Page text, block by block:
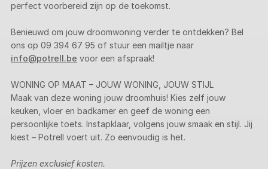
perfect voorbereid zijn op de toekomst.
Benieuwd om jouw droomwoning verder te ontdekken? Bel
ons op 09 394 67 95 of stuur een mailtje naar
info@potrell.be voor een afspraak!
WONING OP MAAT – JOUW WONING, JOUW STIJL
Maak van deze woning jouw droomhuis! Kies zelf jouw
keuken, vloer en badkamer en geef de woning een
persoonlijke toets. Instapklaar, volgens jouw smaak en stijl. Jij
kiest – Potrell voert uit. Zo eenvoudig is het.
Prijzen exclusief kosten.